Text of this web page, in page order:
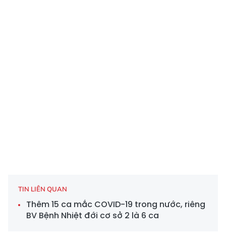
TIN LIÊN QUAN
Thêm 15 ca mắc COVID-19 trong nước, riêng
BV Bệnh Nhiệt đới cơ sở 2 là 6 ca